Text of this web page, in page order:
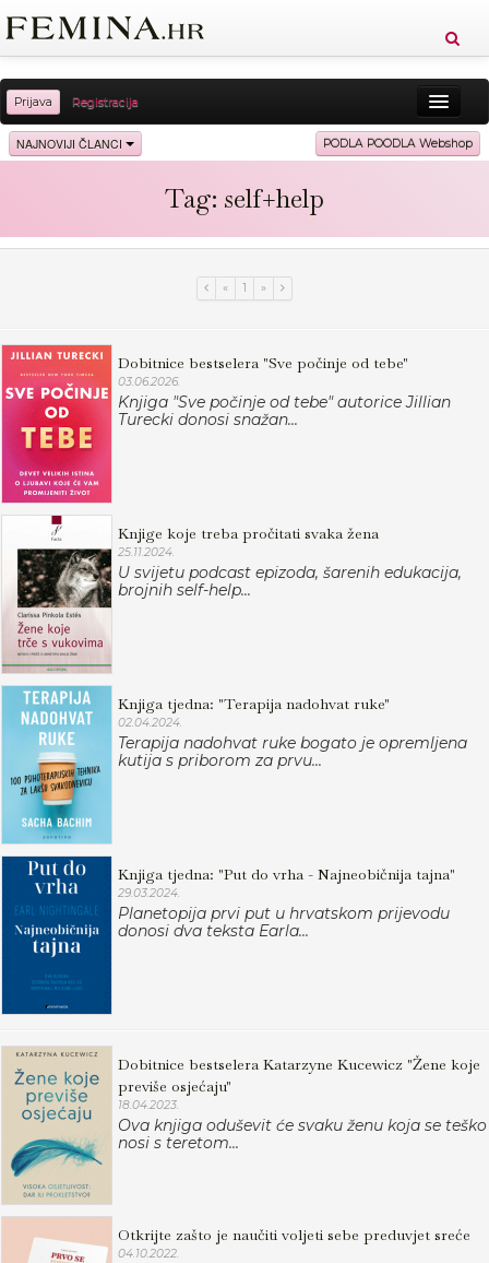
Prijava Registracija
Sreća Zdravlje Vitkost
Ljubav Putovanja
NAJNOVIJI ČLANCI PODLA POODLA Webshop
Tag: self+help
« 1 »
Dobitnice bestselera "Sve počinje od tebe"
03.06.2026.
Knjiga "Sve počinje od tebe" autorice Jillian
Turecki donosi snažan...
Knjige koje treba pročitati svaka žena
25.11.2024.
U svijetu podcast epizoda, šarenih edukacija,
brojnih self-help...
Knjiga tjedna: "Terapija nadohvat ruke"
02.04.2024.
Terapija nadohvat ruke bogato je opremljena
kutija s priborom za prvu...
Knjiga tjedna: "Put do vrha - Najneobičnija tajna"
29.03.2024.
Planetopija prvi put u hrvatskom prijevodu
donosi dva teksta Earla...
Dobitnice bestselera Katarzyne Kucewicz "Žene koje
previše osjećaju"
18.04.2023.
Ova knjiga oduševit će svaku ženu koja se teško
nosi s teretom...
Otkrijte zašto je naučiti voljeti sebe preduvjet sreće
04.10.2022.